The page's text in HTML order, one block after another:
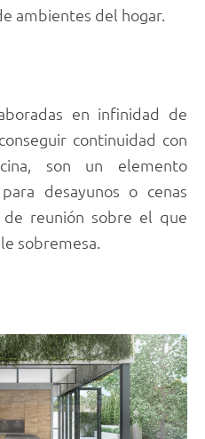
ambientes del hogar.
en infinidad de
continuidad con
son un elemento
desayunos o cenas
reunión sobre el que
sobremesa.